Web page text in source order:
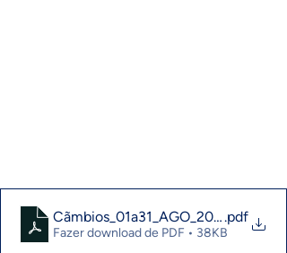
Cãmbios_01a31_AGO_2026.pdf
Fazer download de PDF • 38KB